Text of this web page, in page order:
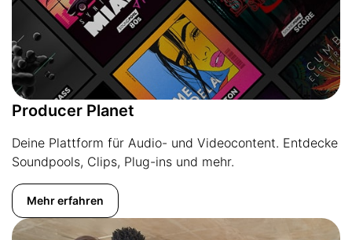
Producer Planet
Deine Plattform für Audio- und Videocontent. Entdecke
Soundpools, Clips, Plug-ins und mehr.
Mehr erfahren